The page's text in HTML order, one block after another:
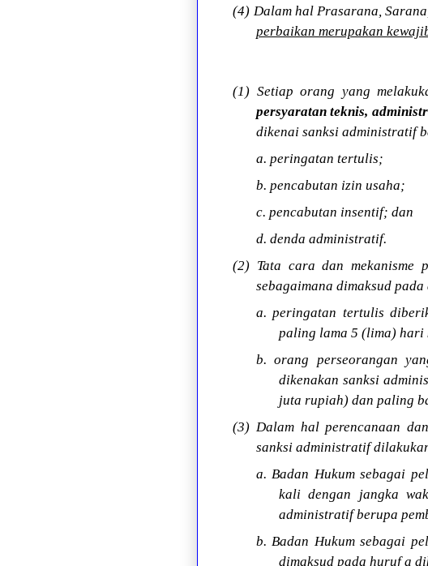
(4) Dalam hal Prasarana,
perbaikan merupakan
(1) Setiap orang yang
persyaratan teknis,
dikenai sanksi administratif
a. peringatan tertulis;
b. pencabutan izin usaha;
c. pencabutan insentif; dan
d. denda administratif.
(2) Tata cara dan mekanisme
sebagaimana dimaksud
a. peringatan tertulis
paling lama 5 (lima) hari
b. orang perseorangan
dikenakan sanksi
juta rupiah) dan paling
(3) Dalam hal perencanaan
sanksi administratif
a. Badan Hukum sebagai
kali dengan jangka
administratif berupa
b. Badan Hukum sebagai
dimaksud pada huruf a